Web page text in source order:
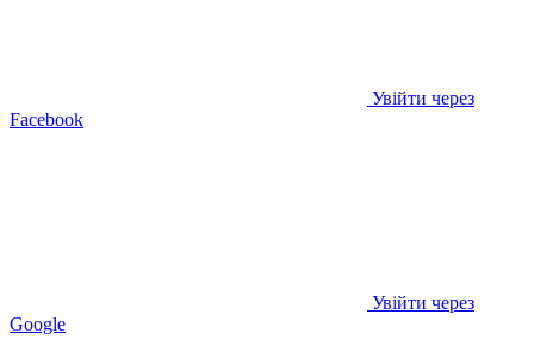
Увійти через
Facebook
Увійти через
Google